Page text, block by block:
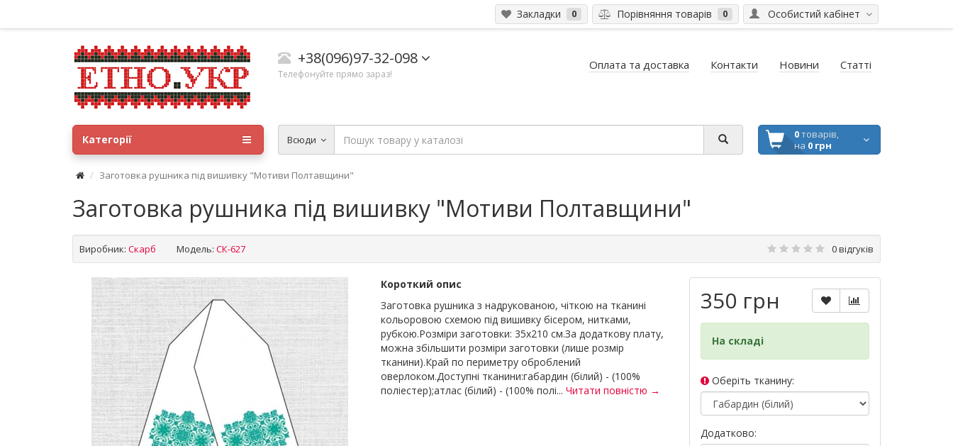
Особистий кабінет
Закладки 0 Порівняння товарів 0
+38(096)97-32-098
Телефонуйте прямо зараз!
Оплата та доставка Контакти Новини Статті
Всюди 0товарів,
на 0 грн
Категорії
Заготовка рушника під вишивку "Мотиви Полтавщини"
Заготовка рушника під вишивку "Мотиви Полтавщини"
Виробник: Скарб Модель: СК-627 0 відгуків
Короткий опис
Заготовка рушника з надрукованою, чіткою на тканині
кольоровою схемою під вишивку бісером, нитками,
рубкою.Розміри заготовки: 35х210 см.За додаткову плату,
можна збільшити розміри заготовки (лише розмір
тканини).Край по периметру оброблений
оверлоком.Доступні тканини:габардин (білий) - (100%
поліестер);атлас (білий) - (100% полі... Читати повністю →
350 грн
На складі
Оберіть тканину:
Додатково: